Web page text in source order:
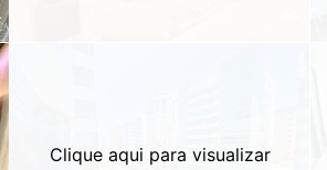
Clique aqui para visualizar